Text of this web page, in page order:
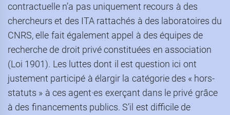
contractuelle n’a pas uniquement recours à des
chercheurs et des ITA rattachés à des laboratoires du
CNRS, elle fait également appel à des équipes de
recherche de droit privé constituées en association
(Loi 1901). Les luttes dont il est question ici ont
justement participé à élargir la catégorie des « hors-
statuts » à ces agent·es exerçant dans le privé grâce
à des financements publics. S’il est difficile de